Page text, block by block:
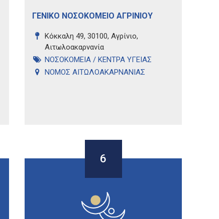
ΓΕΝΙΚΟ ΝΟΣΟΚΟΜΕΙΟ ΑΓΡΙΝΙΟΥ
Κόκκαλη 49, 30100, Αγρίνιο,
Αιτωλοακαρνανία
ΝΟΣΟΚΟΜΕΙΑ / ΚΕΝΤΡΑ ΥΓΕΙΑΣ
ΝΟΜΟΣ ΑΙΤΩΛΟΑΚΑΡΝΑΝΙΑΣ
6